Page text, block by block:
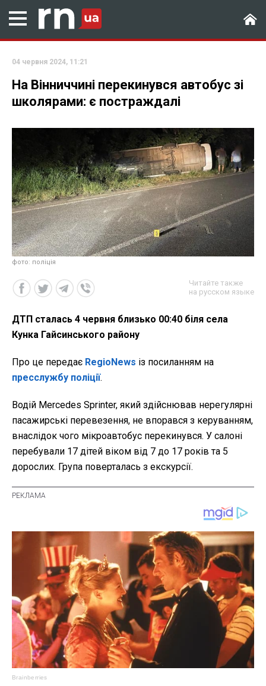
04 червня 2024, 11:21
На Вінниччині перекинувся автобус зі
школярами: є постраждалі
фото: поліція
Читайте также
на русском языке
ДТП сталась 4 червня близько 00:40 біля села
Кунка Гайсинського району
Про це передає RegioNews із посиланням на
пресслужбу поліції.
Водій Mercedes Sprinter, який здійснював нерегулярні
пасажирські перевезення, не впорався з керуванням,
внаслідок чого мікроавтобус перекинувся. У салоні
перебували 17 дітей віком від 7 до 17 років та 5
дорослих. Група поверталась з екскурсії.